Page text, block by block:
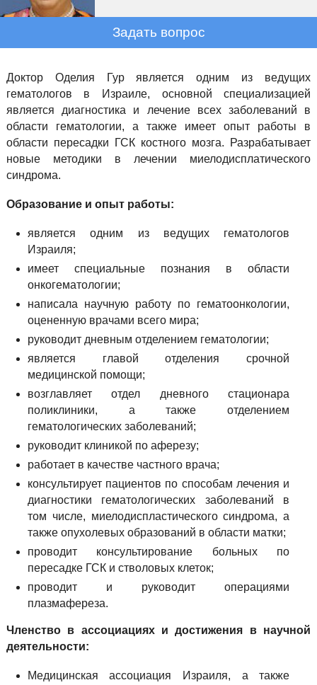
Задать вопрос
Доктор Оделия Гур является одним из ведущих
гематологов в Израиле, основной специализацией
является диагностика и лечение всех заболеваний в
области гематологии, а также имеет опыт работы в
области пересадки ГСК костного мозга. Разрабатывает
новые методики в лечении миелодисплатического
синдрома.
Образование и опыт работы:
является одним из ведущих гематологов
Израиля;
имеет специальные познания в области
онкогематологии;
написала научную работу по гематоонкологии,
оцененную врачами всего мира;
руководит дневным отделением гематологии;
является главой отделения срочной
медицинской помощи;
возглавляет отдел дневного стационара
поликлиники, а также отделением
гематологических заболеваний;
руководит клиникой по аферезу;
работает в качестве частного врача;
консультирует пациентов по способам лечения и
диагностики гематологических заболеваний в
том числе, миелодиспластического синдрома, а
также опухолевых образований в области матки;
проводит консультирование больных по
пересадке ГСК и стволовых клеток;
проводит и руководит операциями
плазмафереза.
Членство в ассоциациях и достижения в научной
деятельности:
Медицинская ассоциация Израиля, а также